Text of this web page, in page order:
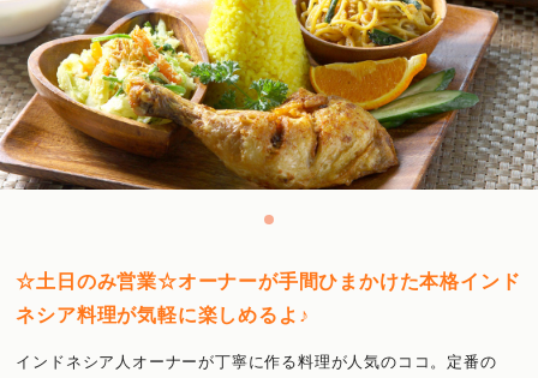
☆土日のみ営業☆オーナーが手間ひまかけた本格インド
ネシア料理が気軽に楽しめるよ♪
インドネシア人オーナーが丁寧に作る料理が人気のココ。定番の